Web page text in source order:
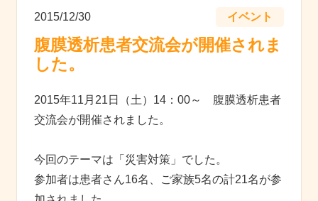
イベント
2015/12/30
腹膜透析患者交流会が開催されま
した。
2015年11月21日（土）14：00～ 腹膜透析患者
交流会が開催されました。
今回のテーマは「災害対策」でした。
参加者は患者さん16名、ご家族5名の計21名が参